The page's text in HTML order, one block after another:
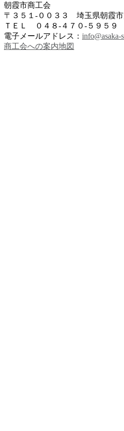
朝霞市商工会
〒３５１-００３３ 埼玉県朝霞市
ＴＥＬ ０４８-４７０-５９
電子メールアドレス： info@asaka-
商工会への案内地図